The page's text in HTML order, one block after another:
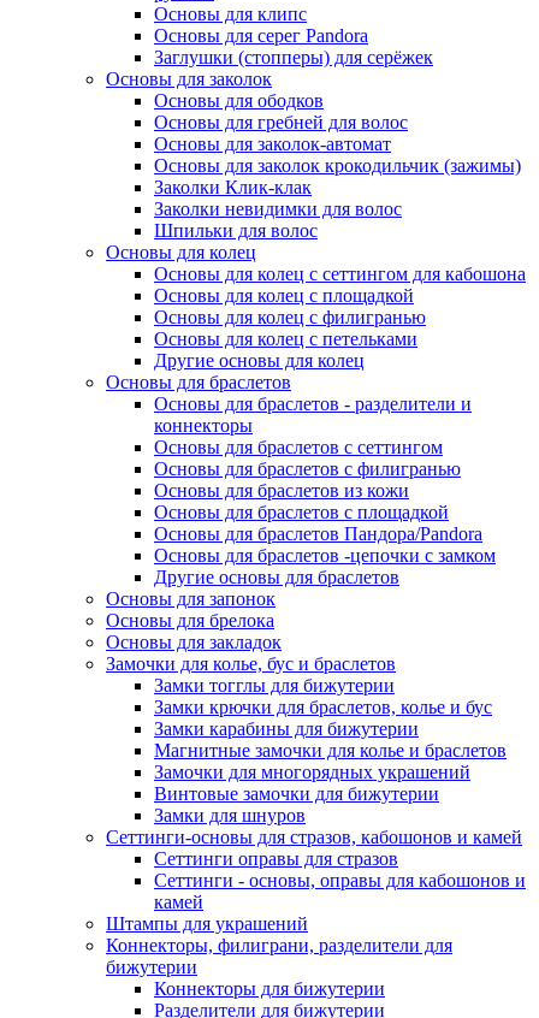
Основы для клипс
Основы для серег Pandora
Заглушки (стопперы) для серёжек
Основы для заколок
Основы для ободков
Основы для гребней для волос
Основы для заколок-автомат
Основы для заколок крокодильчик (зажимы)
Заколки Клик-клак
Заколки невидимки для волос
Шпильки для волос
Основы для колец
Основы для колец с сеттингом для кабошона
Основы для колец с площадкой
Основы для колец с филигранью
Основы для колец с петельками
Другие основы для колец
Основы для браслетов
Основы для браслетов - разделители и
коннекторы
Основы для браслетов с сеттингом
Основы для браслетов с филигранью
Основы для браслетов из кожи
Основы для браслетов с площадкой
Основы для браслетов Пандора/Pandora
Основы для браслетов -цепочки с замком
Другие основы для браслетов
Основы для запонок
Основы для брелока
Основы для закладок
Замочки для колье, бус и браслетов
Замки тогглы для бижутерии
Замки крючки для браслетов, колье и бус
Замки карабины для бижутерии
Магнитные замочки для колье и браслетов
Замочки для многорядных украшений
Винтовые замочки для бижутерии
Замки для шнуров
Сеттинги-основы для стразов, кабошонов и камей
Сеттинги оправы для стразов
Сеттинги - основы, оправы для кабошонов и
камей
Штампы для украшений
Коннекторы, филиграни, разделители для
бижутерии
Коннекторы для бижутерии
Разделители для бижутерии